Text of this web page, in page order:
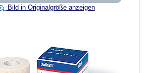
Bild in Originalgröße anzeigen